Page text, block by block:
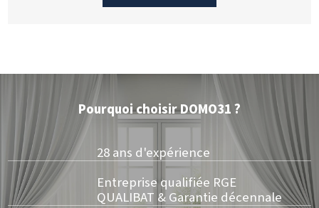
Pourquoi choisir DOMO31 ?
28 ans d'expérience
Entreprise qualifiée RGE
QUALIBAT & Garantie décennale